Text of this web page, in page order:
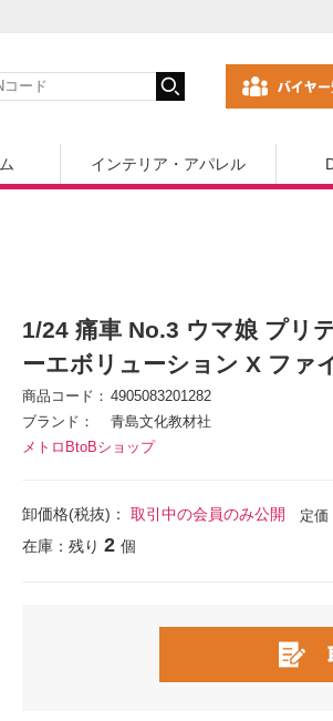
インテリア・アパレル
1/24 痛車 No.3 ウマ娘 プリ
ーエボリューション X ファ
商品コード
4905083201282
ブランド
青島文化教材社
メトロBtoBショップ
卸価格(税抜)： 取引中の会員のみ公開 定価
在庫：残り 2 個